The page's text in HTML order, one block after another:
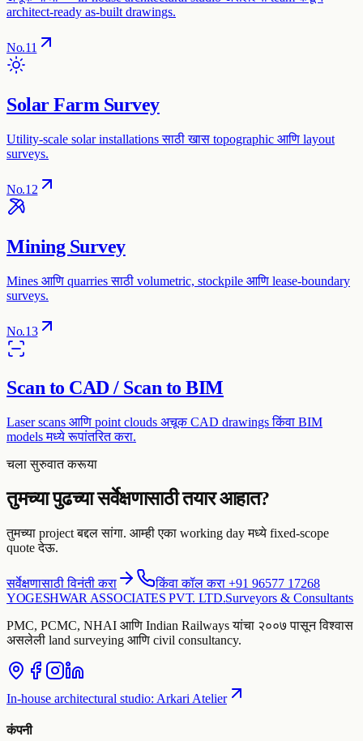
architect-ready as-built drawings.
No.11
Solar Farm Survey
Utility-scale solar installations साठी खास topographic आणि layout
surveys.
No.12
Mining Survey
Mines आणि quarries साठी volumetric, stockpile आणि lease-boundary
surveys.
No.13
Scan to CAD / Scan to BIM
Laser scans आणि point clouds अचूक CAD drawings किंवा BIM
models मध्ये रूपांतरित करा.
चला सुरुवात करूया
तुमच्या पुढच्या सर्वेक्षणासाठी तयार आहात?
तुमच्या project बद्दल सांगा. आम्ही एका working day मध्ये fixed-scope
quote देऊ.
सर्वेक्षणासाठी विनंती करा
किंवा कॉल करा +91 96577 17268
YOGESHWAR ASSOCIATES PVT. LTD.Surveyors & Consultants
PMC, PCMC, NHAI आणि Indian Railways यांचा २००७ पासून विश्वास
असलेली land surveying आणि civil consultancy.
In-house architectural studio: Arkari Atelier
कंपनी